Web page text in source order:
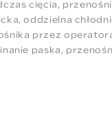
cięcia,
oddzielna
przez
paska,